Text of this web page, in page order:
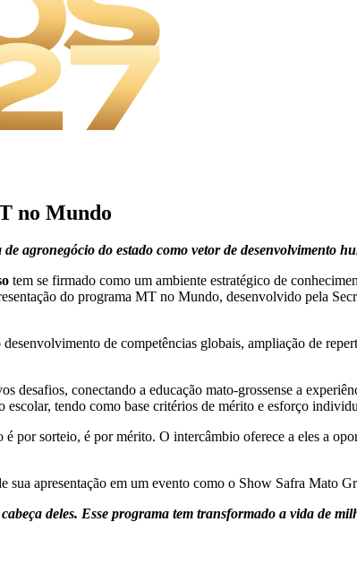
no Mundo
agronegócio do estado como vetor de desenvolvimento
tem se firmado como um ambiente estratégico de
do programa MT no Mundo, desenvolvido pela
de competências globais, ampliação de
desafios, conectando a educação mato-grossense a
tendo como base critérios de mérito e esforço
por sorteio, é por mérito. O intercâmbio oferece a eles a
apresentação em um evento como o Show Safra Mato
deles. Esse programa tem transformado a vida de